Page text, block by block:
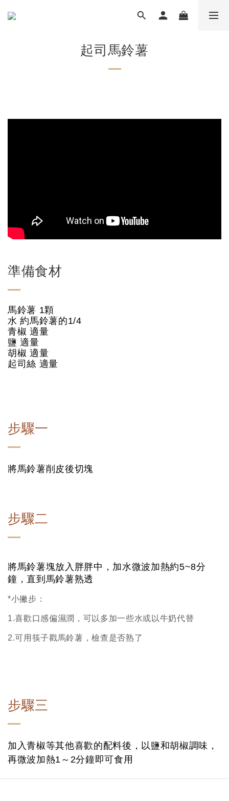
起司馬鈴薯
準備食材
馬鈴薯 1顆
水 約馬鈴薯的1/4
青椒 適量
鹽 適量
胡椒 適量
起司絲 適量
步驟一
將馬鈴薯削皮後切塊
步驟二
將馬鈴薯塊放入胖胖中，加水微波加熱約5~8分
鐘，直到馬鈴薯熟透
*小撇步：
1.喜歡口感偏濕潤，可以多加一些水或以牛奶代替
2.可用筷子戳馬鈴薯，檢查是否熟了
步驟三
加入青椒等其他喜歡的配料後，以鹽和胡椒調味，
再微波加熱1～2分鐘即可食用